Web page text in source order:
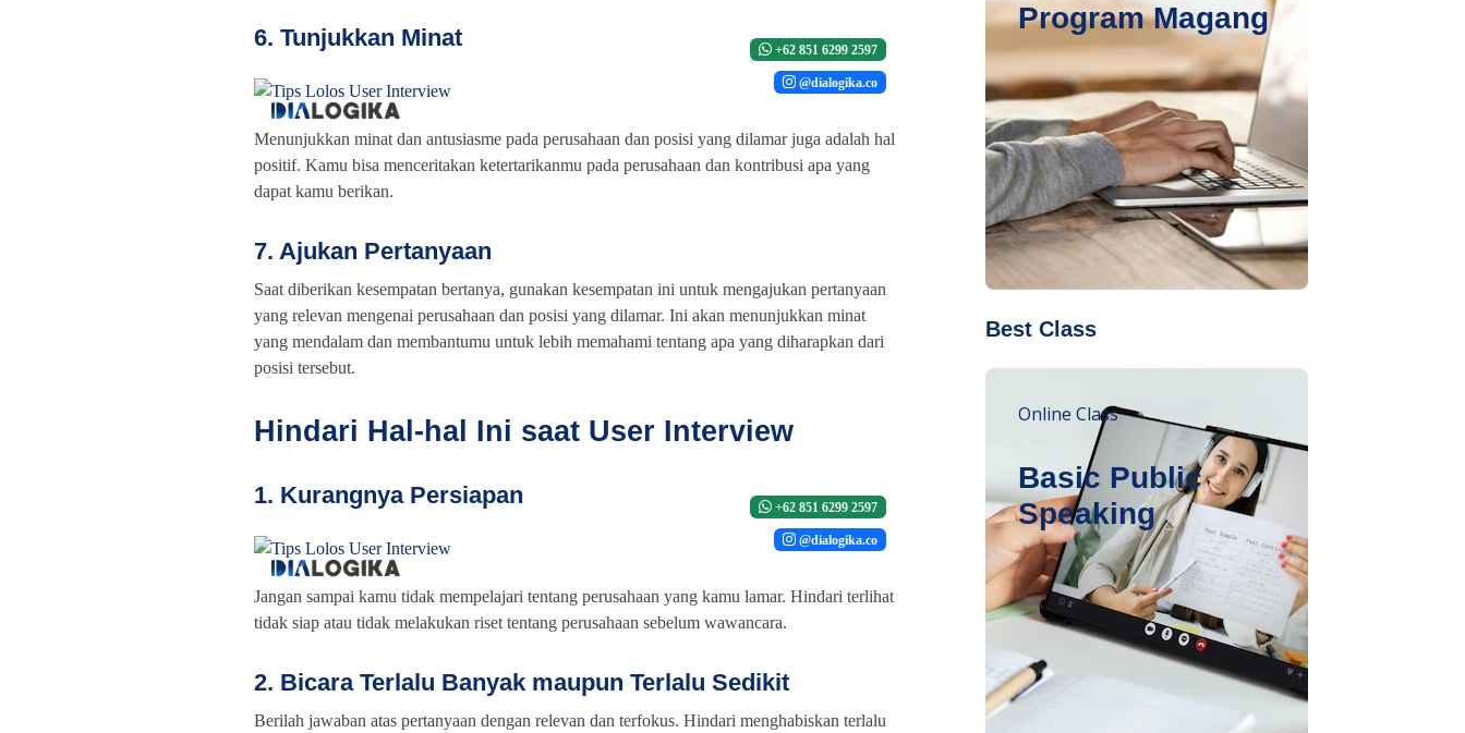
6. Tunjukkan Minat +62 851 6299 2597
@dialogika.co
Menunjukkan minat dan antusiasme pada perusahaan dan posisi yang dilamar juga adalah hal
positif. Kamu bisa menceritakan ketertarikanmu pada perusahaan dan kontribusi apa yang
dapat kamu berikan.
7. Ajukan Pertanyaan
Saat diberikan kesempatan bertanya, gunakan kesempatan ini untuk mengajukan pertanyaan
yang relevan mengenai perusahaan dan posisi yang dilamar. Ini akan menunjukkan minat
yang mendalam dan membantumu untuk lebih memahami tentang apa yang diharapkan dari
posisi tersebut.
Hindari Hal-hal Ini saat User Interview
1. Kurangnya Persiapan +62 851 6299 2597
@dialogika.co
Jangan sampai kamu tidak mempelajari tentang perusahaan yang kamu lamar. Hindari terlihat
tidak siap atau tidak melakukan riset tentang perusahaan sebelum wawancara.
2. Bicara Terlalu Banyak maupun Terlalu Sedikit
Berilah jawaban atas pertanyaan dengan relevan dan terfokus. Hindari menghabiskan terlalu
Program Magang
Best Class
Online Class
Basic Public
Speaking